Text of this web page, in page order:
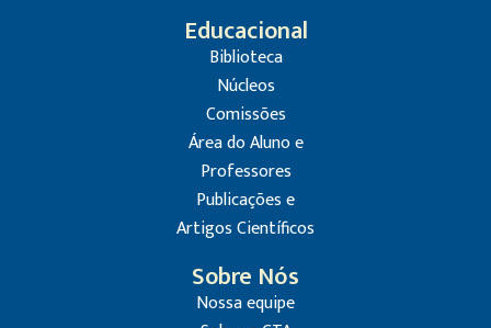
Educacional
Biblioteca
Núcleos
Comissões
Área do Aluno e
Professores
Publicações e
Artigos Científicos
Sobre Nós
Nossa equipe